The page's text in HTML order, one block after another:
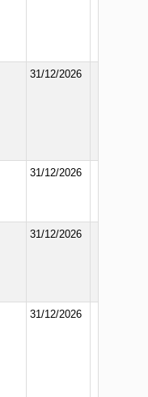
31/12/2026
31/12/2026
31/12/2026
31/12/2026